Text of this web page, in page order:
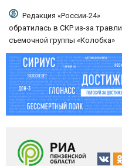
Редакция «России-24»
обратилась в СКР из-за травли
съемочной группы «Колобка»